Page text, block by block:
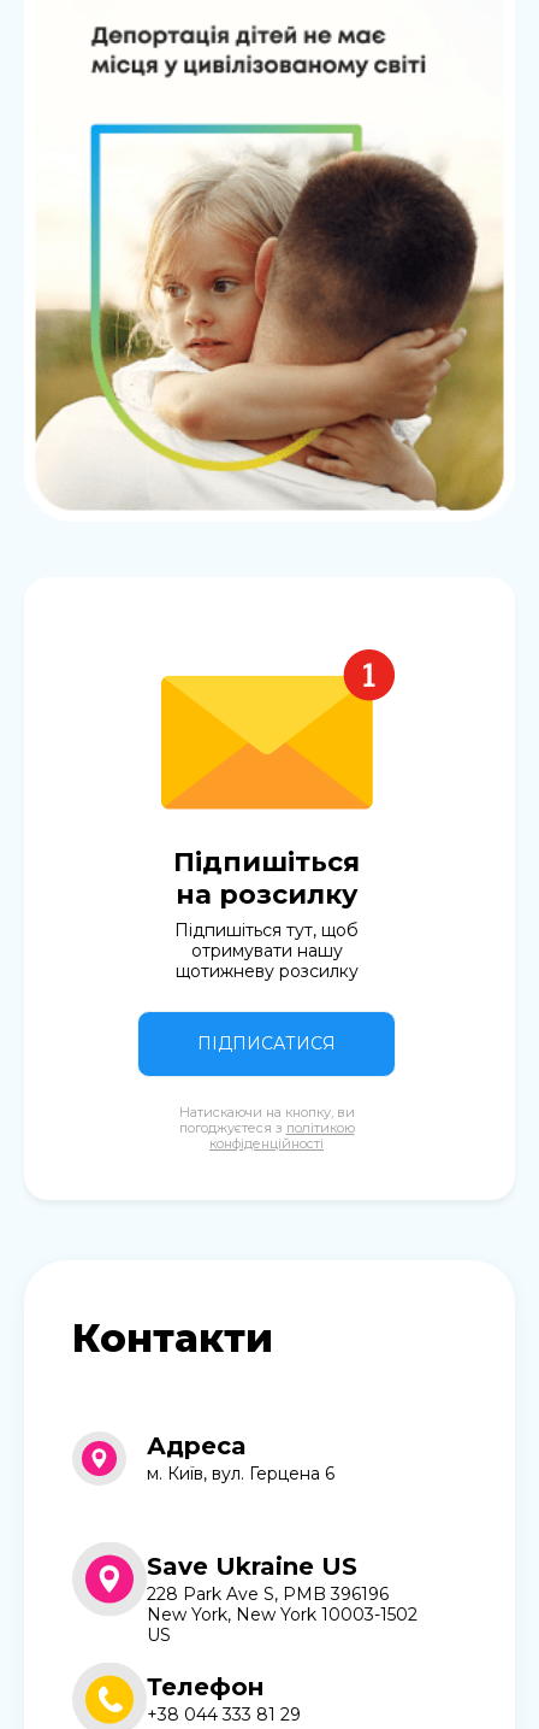
Підпишіться
на розсилку
Підпишіться тут, щоб
отримувати нашу
щотижневу розсилку
ПІДПИСАТИСЯ
Натискаючи на кнопку, ви
погоджуєтеся з політикою
конфіденційності
Контакти
Адреса
м. Київ, вул. Герцена 6
Save Ukraine US
228 Park Ave S, PMB 396196
New York, New York 10003-1502
US
Телефон
+38 044 333 81 29